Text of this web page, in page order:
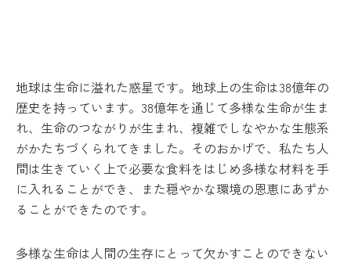
地球は生命に溢れた惑星です。地球上の生命は38億年の
歴史を持っています。38億年を通じて多様な生命が生ま
れ、生命のつながりが生まれ、複雑でしなやかな生態系
がかたちづくられてきました。そのおかげで、私たち人
間は生きていく上で必要な食料をはじめ多様な材料を手
に入れることができ、また穏やかな環境の恩恵にあずか
ることができたのです。
多様な生命は人間の生存にとって欠かすことのできない